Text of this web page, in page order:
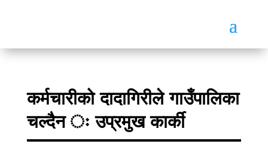
कर्मचारीको दादागिरीले गाउँपालिका
चल्दैन ः उप्रमुख कार्की